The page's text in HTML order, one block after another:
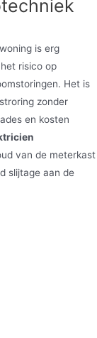
is erg
risico op
Het is
zonder
en kosten
van de meterkast
slijtage aan de